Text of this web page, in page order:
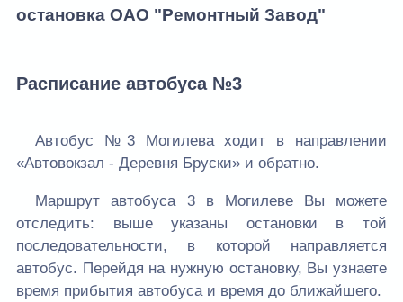
остановка ОАО "Ремонтный Завод"
Расписание автобуса №3
Автобус №3 Могилева ходит в направлении
«Автовокзал - Деревня Бруски» и обратно.
Маршрут автобуса 3 в Могилеве Вы можете
отследить: выше указаны остановки в той
последовательности, в которой направляется
автобус. Перейдя на нужную остановку, Вы узнаете
время прибытия автобуса и время до ближайшего.